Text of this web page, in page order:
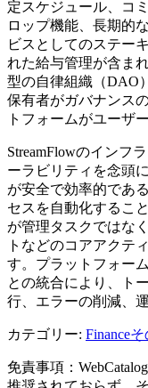
定スケジュール、コ
ロップ機能、長期的
ビスとしてのステー
れた給与管理が含ま
型の自律組織（DAO
保有者がガバナンス
トフォームがユーザ
StreamFlowのインフ
ーラビリティを念頭
が安全で効率的であ
セスを自動化するこ
が管理タスクではな
トなどのコアアクテ
す。プラットフォー
との統合により、ト
行、エラーの削減、
カテゴリー: Financeそ
免責事項：